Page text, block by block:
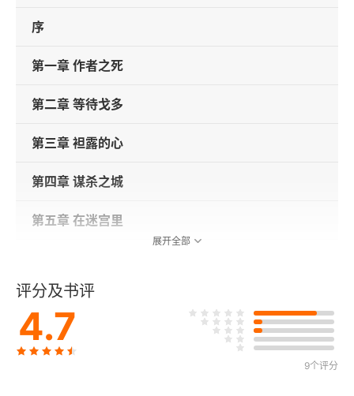
序
第一章 作者之死
第二章 等待戈多
第三章 袒露的心
第四章 谋杀之城
第五章 在迷宫里
第七章 惨不忍睹
第八章 求知意志
展开全部
评分及书评
4.7
9个评分